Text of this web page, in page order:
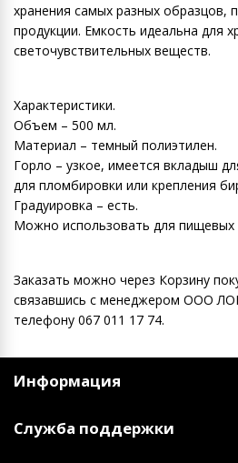
хранения самых разных образцов,
продукции. Емкость идеальна для
светочувствительных веществ.
Характеристики.
Объем – 500 мл.
Материал – темный полиэтилен.
Горло – узкое, имеется вкладыш
для пломбировки или крепления
Градуировка – есть.
Можно использовать для пищевых
Заказать можно через Корзину
связавшись с менеджером ООО
телефону 067 011 17 74.
Информация
Служба поддержки